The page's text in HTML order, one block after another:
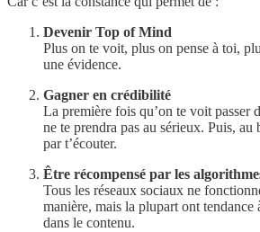
Devenir Top of Mind
Plus on te voit, plus on pense à toi,
une évidence.
Gagner en crédibilité
La première fois qu’on te voit passer
ne te prendra pas au sérieux. Puis,
par t’écouter.
Être récompensé par les
Tous les réseaux sociaux ne
manière, mais la plupart ont
dans le contenu.